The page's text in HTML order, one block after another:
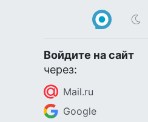
Войдите на сайт
через:
Mail.ru
Google